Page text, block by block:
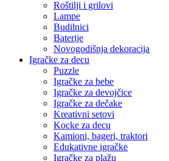
Roštilji i grilovi
Lampe
Budilnici
Baterije
Novogodišnja dekoracija
Igračke za decu
Puzzle
Igračke za bebe
Igračke za devojčice
Igračke za dečake
Kreativni setovi
Kocke za decu
Kamioni, bageri, traktori
Edukativne igračke
Igračke za plažu